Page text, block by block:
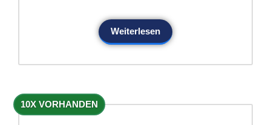
Weiterlesen
10X VORHANDEN